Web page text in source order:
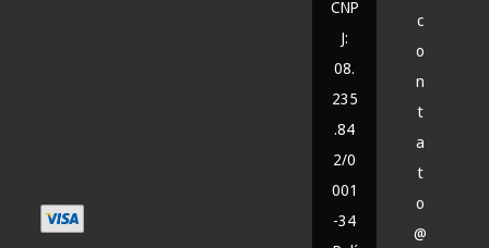
CNP
J:
08.
235
.84
2/0
001
-34
c
o
n
t
a
t
o
@